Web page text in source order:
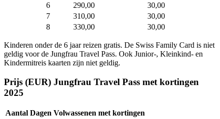
6
290,00
30,00
7
310,00
30,00
8
330,00 30,00
Kinderen onder de 6 jaar reizen gratis. De Swiss Family Card is niet
geldig voor de Jungfrau Travel Pass. Ook Junior-, Kleinkind- en
Kindermitreis kaarten zijn niet geldig.
Prijs (EUR) Jungfrau Travel Pass met kortingen
2025
Aantal Dagen Volwassenen met kortingen